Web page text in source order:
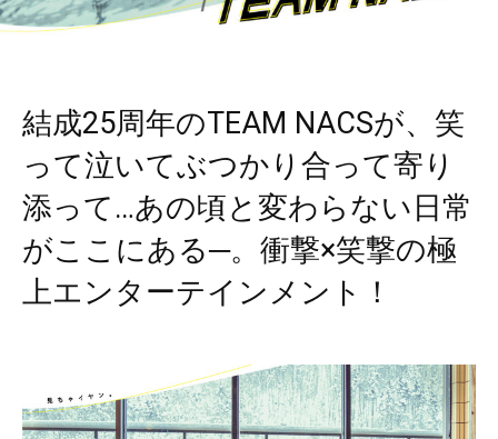
結成25周年のTEAM NACSが、笑
って泣いてぶつかり合って寄り
添って…あの頃と変わらない日常
がここにある─。衝撃×笑撃の極
上エンターテインメント！